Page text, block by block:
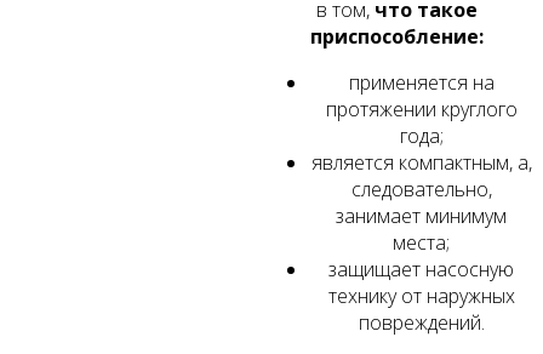
в том, что такое
приспособление:
применяется на
протяжении круглого
года;
является компактным, а,
следовательно,
занимает минимум
места;
защищает насосную
технику от наружных
повреждений.